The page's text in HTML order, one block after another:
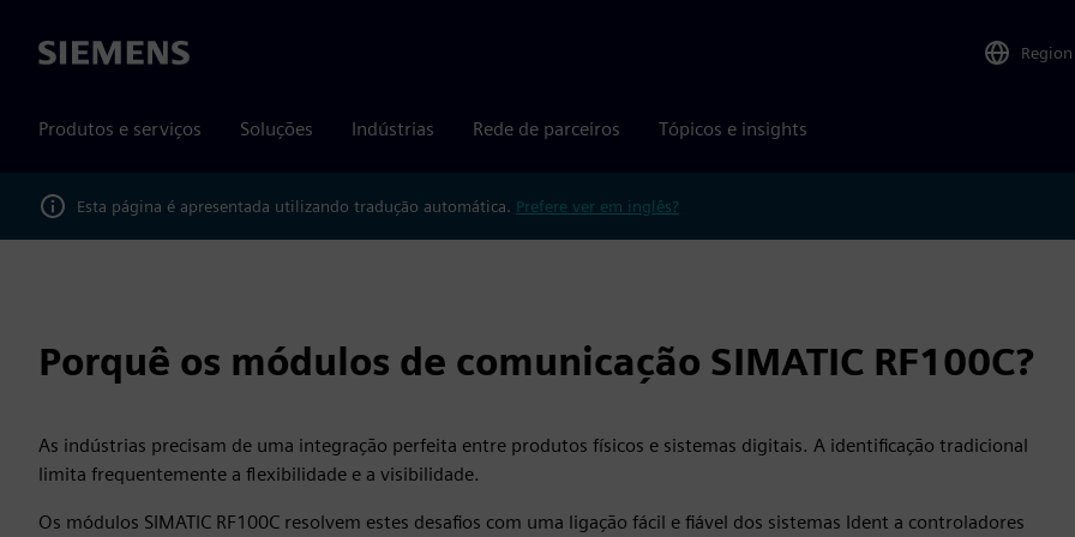
Siemens Region
Produtos e serviços Soluções Indústrias Rede de parceiros Tópicos e insights
Esta página é apresentada utilizando tradução automática. Prefere ver em inglês?
Porquê os módulos de comunicação SIMATIC RF100C?
As indústrias precisam de uma integração perfeita entre produtos físicos e sistemas digitais. A identificação tradicional
limita frequentemente a flexibilidade e a visibilidade.
Os módulos SIMATIC RF100C resolvem estes desafios com uma ligação fácil e fiável dos sistemas Ident a controladores